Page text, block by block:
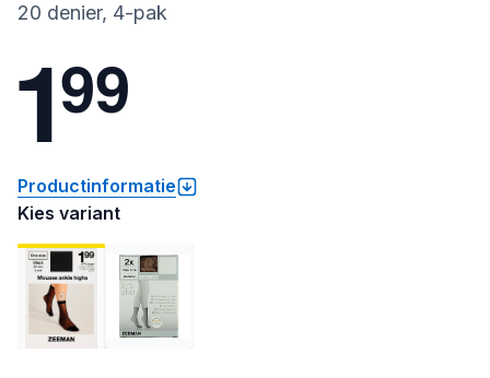
20 denier, 4-pak
199
Productinformatie
Kies variant